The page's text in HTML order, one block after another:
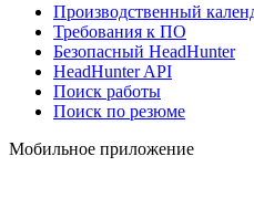
Производственный
Требования к ПО
Безопасный HeadHunter
HeadHunter API
Поиск работы
Поиск по резюме
Мобильное приложение